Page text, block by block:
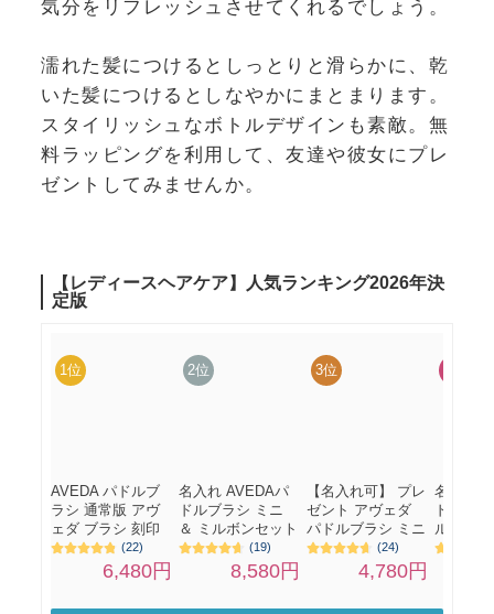
気分をリフレッシュさせてくれるでしょう。
濡れた髪につけるとしっとりと滑らかに、乾
いた髪につけるとしなやかにまとまります。
スタイリッシュなボトルデザインも素敵。無
料ラッピングを利用して、友達や彼女にプレ
ゼントしてみませんか。